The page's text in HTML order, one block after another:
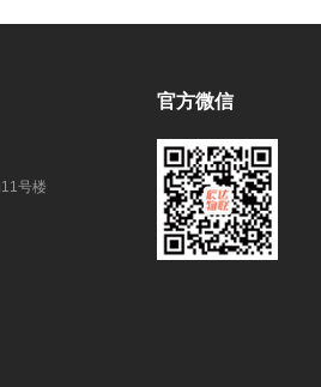
号楼
官方微信